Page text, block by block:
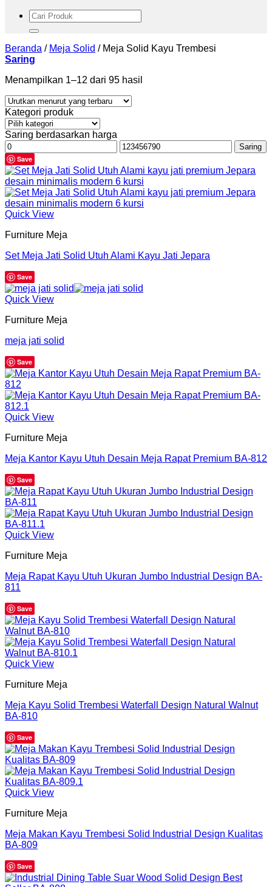
Pencarian
untuk:
Beranda / Meja Solid /Meja Solid Kayu Trembesi
Saring
Menampilkan 1–12 dari 95 hasil
Kategori produk
Saring berdasarkan harga
Harga
terendah
Harga
tertinggi
Saring
Save
Quick View
Furniture Meja
Set Meja Jati Solid Utuh Alami Kayu Jati Jepara
Save
Quick View
Furniture Meja
meja jati solid
Save
Quick View
Furniture Meja
Meja Kantor Kayu Utuh Desain Meja Rapat Premium BA-812
Save
Quick View
Furniture Meja
Meja Rapat Kayu Utuh Ukuran Jumbo Industrial Design BA-
811
Save
Quick View
Furniture Meja
Meja Kayu Solid Trembesi Waterfall Design Natural Walnut
BA-810
Save
Quick View
Furniture Meja
Meja Makan Kayu Trembesi Solid Industrial Design Kualitas
BA-809
Save